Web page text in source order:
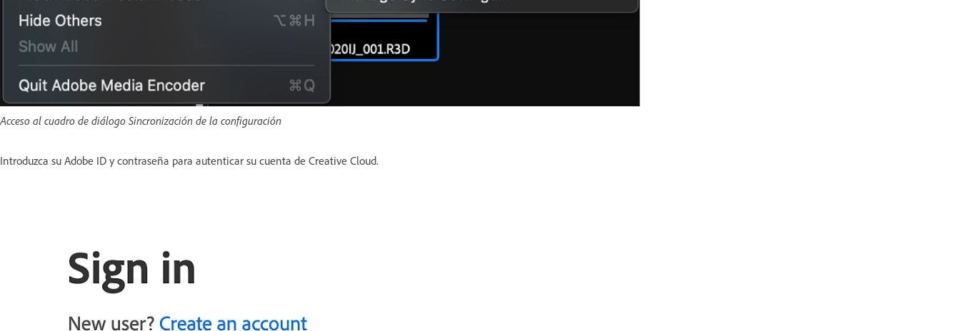
Acceso al cuadro de diálogo Sincronización de la configuración
Introduzca su Adobe ID y contraseña para autenticar su cuenta de Creative Cloud.